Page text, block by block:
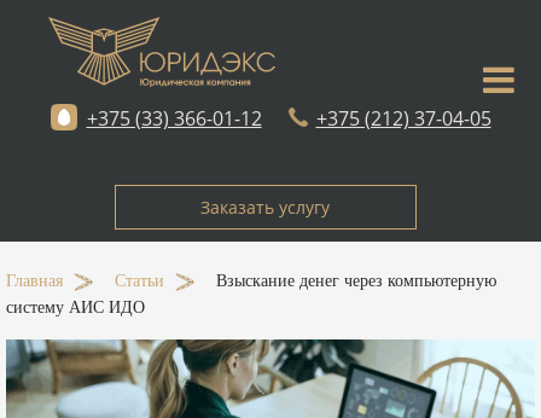
+375 (33) 366-01-12 +375 (212) 37-04-05
Заказать услугу
Главная - Статьи -
Взыскание денег через компьютерную
систему АИС ИДО